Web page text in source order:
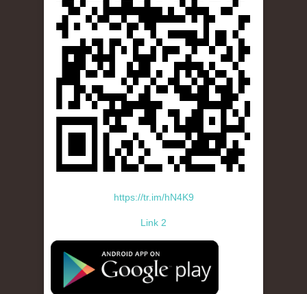
https://tr.im/hN4K9
Link 2
standard-icon-googleplay-app-store.png